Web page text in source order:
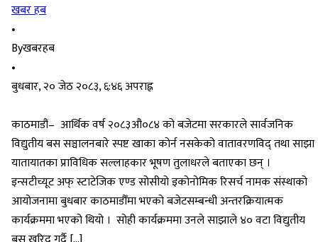
खबर हब
•
Byखबरहब
•
बुधबार, २० जेठ २०८३, ६:४६ अपराह्न
काठमाडौं– आर्थिक वर्ष २०८३औ०८४ को बजेटमा सरकारले सार्वजनिक
विद्युतीय बस सञ्चालनबारे स्पष्ट खाका कोर्न नसकेको वातावरणविद् तथा साझा
यातायातका प्राविधिक सल्लाहकार भूषण तुलाधरले बताएका छन् ।
इन्सटीच्यूट अफ् स्टाटेजिक एण्ड सोसीयो इकोनोमिक रिसर्च नामक संस्थाको
आयोजनामा बुधबार काठमाडौँमा भएको बजेटसम्बन्धी अन्तरक्रियात्मक
कार्यक्रममा भएको थियो । सोही कार्यक्रममा उनले साझाले ४० वटा विद्युतीय